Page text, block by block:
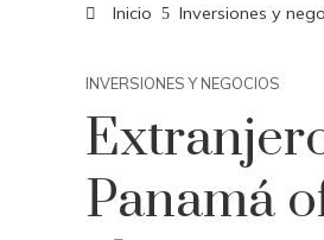
Inicio Inversiones y
INVERSIONES Y NEGOCIOS
Panamá